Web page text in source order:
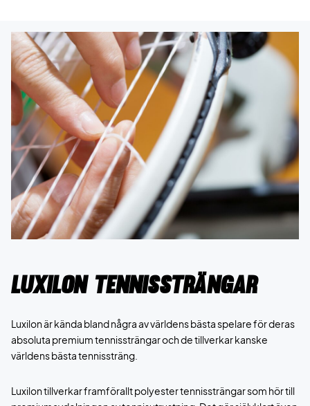
Luxilon Tennissträngar
Luxilon är kända bland några av världens bästa spelare för deras
absoluta premium tennissträngar och de tillverkar kanske
världens bästa tennissträng.
Luxilon tillverkar framförallt polyester tennissträngar som hör till